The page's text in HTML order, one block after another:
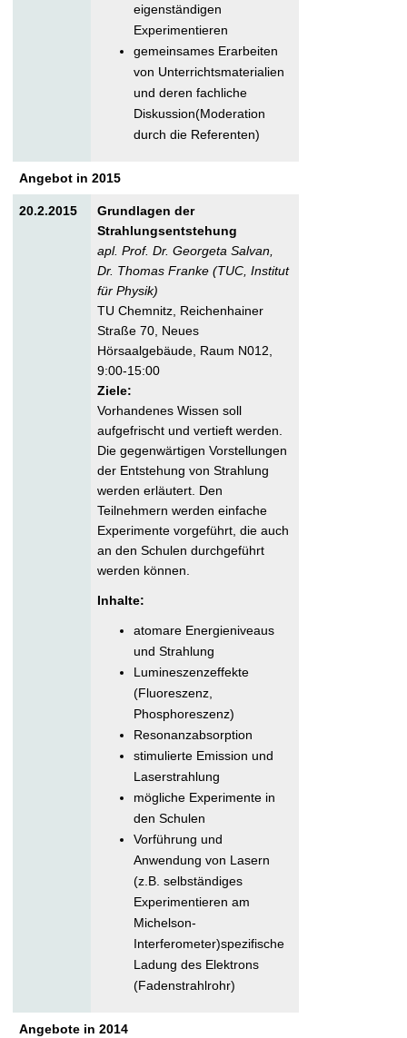
eigenständigen
Experimentieren
gemeinsames Erarbeiten
von Unterrichtsmaterialien
und deren fachliche
Diskussion(Moderation
durch die Referenten)
Angebot in 2015
20.2.2015
Grundlagen der
Strahlungsentstehung
apl. Prof. Dr. Georgeta Salvan,
Dr. Thomas Franke (TUC, Institut
für Physik)
TU Chemnitz, Reichenhainer
Straße 70, Neues
Hörsaalgebäude, Raum N012,
9:00-15:00
Ziele:
Vorhandenes Wissen soll
aufgefrischt und vertieft werden.
Die gegenwärtigen Vorstellungen
der Entstehung von Strahlung
werden erläutert. Den
Teilnehmern werden einfache
Experimente vorgeführt, die auch
an den Schulen durchgeführt
werden können.
Inhalte:
atomare Energieniveaus
und Strahlung
Lumineszenzeffekte
(Fluoreszenz,
Phosphoreszenz)
Resonanzabsorption
stimulierte Emission und
Laserstrahlung
mögliche Experimente in
den Schulen
Vorführung und
Anwendung von Lasern
(z.B. selbständiges
Experimentieren am
Michelson-
Interferometer)spezifische
Ladung des Elektrons
(Fadenstrahlrohr)
Angebote in 2014